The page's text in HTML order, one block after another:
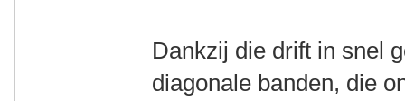
Dankzij die drift in snel
diagonale banden, die